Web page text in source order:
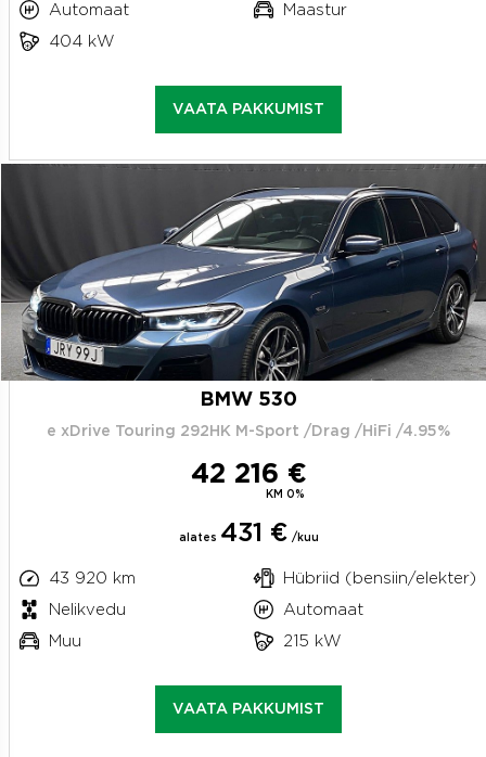
Automaat
Maastur
404 kW
VAATA PAKKUMIST
BMW 530
e xDrive Touring 292HK M-Sport /Drag /HiFi /4.95%
42 216 €
KM 0%
alates 431 € /kuu
43 920 km
Hübriid (bensiin/elekter)
Nelikvedu
Automaat
Muu
215 kW
VAATA PAKKUMIST